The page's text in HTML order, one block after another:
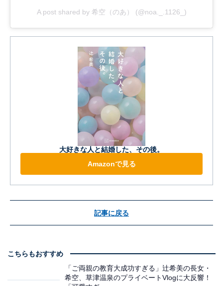
A post shared by 希空（のあ） (@noa._.1126_)
大好きな人と結婚した、その後。
Amazonで見る
記事に戻る
こちらもおすすめ
「ご両親の教育大成功すぎる」辻希美の長女・
希空、草津温泉のプライベートVlogに大反響！